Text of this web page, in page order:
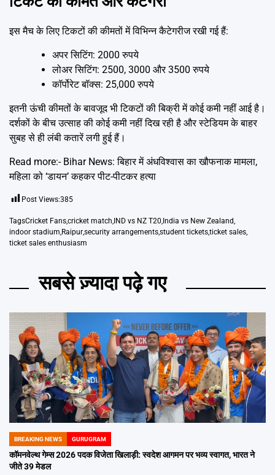
इस मैच के लिए टिकटों की कीमतों में विभिन्न कैटेगरीज रखी गई हैं:
अपर सिटिंग: 2000 रुपये
लोअर सिटिंग: 2500, 3000 और 3500 रुपये
कॉर्पोरेट बॉक्स: 25,000 रुपये
इतनी ऊंची कीमतों के बावजूद भी टिकटों की बिक्री में कोई कमी नहीं आई है।
दर्शकों के बीच उत्साह की कोई कमी नहीं दिख रही है और स्टेडियम के बाहर
सुबह से ही लंबी कतारें लगी हुई हैं।
Read more:- Bihar News: बिहार में अंधविश्वास का खौफनाक मामला,
महिला को ‘डायन’ कहकर पीट-पीटकर हत्या
Post Views:385
TagsCricket Fans,cricket match, IND vs NZ T20, India vs New Zealand,
indoor stadium,Raipur,security arrangements,student tickets,ticket sales,
ticket sales enthusiasm
सबसे ज़्यादा पढ़े गए
POSTED
IN
BREAKING NEWS GURUGRAM
कॉमनवेल्थ गेम्स 2026 पदक विजेता खिलाड़ी: स्वदेश आगमन पर भव्य स्वागत, भारत ने
जीते 39 मेडल